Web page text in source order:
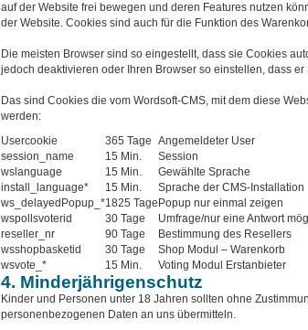
auf der Website frei bewegen und deren Features nutzen
der Website. Cookies sind auch für die Funktion des
Die meisten Browser sind so eingestellt, dass sie Cookies
jedoch deaktivieren oder Ihren Browser so einstellen, dass
Das sind Cookies die vom Wordsoft-CMS, mit dem diese
werden:
Usercookie
365 Tage Angemeldeter User
session_name
15 Min.
Session
wslanguage
15 Min.
Gewählte Sprache
install_language*
15 Min.
Sprache der CMS-Installation
ws_delayedPopup_*1825 Tage Popup nur einmal zeigen
wspollsvoterid
30 Tage
Umfrage/nur eine Antwort
reseller_nr
90 Tage
Bestimmung des Resellers
wsshopbasketid
30 Tage
Shop Modul – Warenkorb
wsvote_*
15 Min. Voting Modul Erstanbieter
4. Minderjährigenschutz
Kinder und Personen unter 18 Jahren sollten ohne
personenbezogenen Daten an uns übermitteln.